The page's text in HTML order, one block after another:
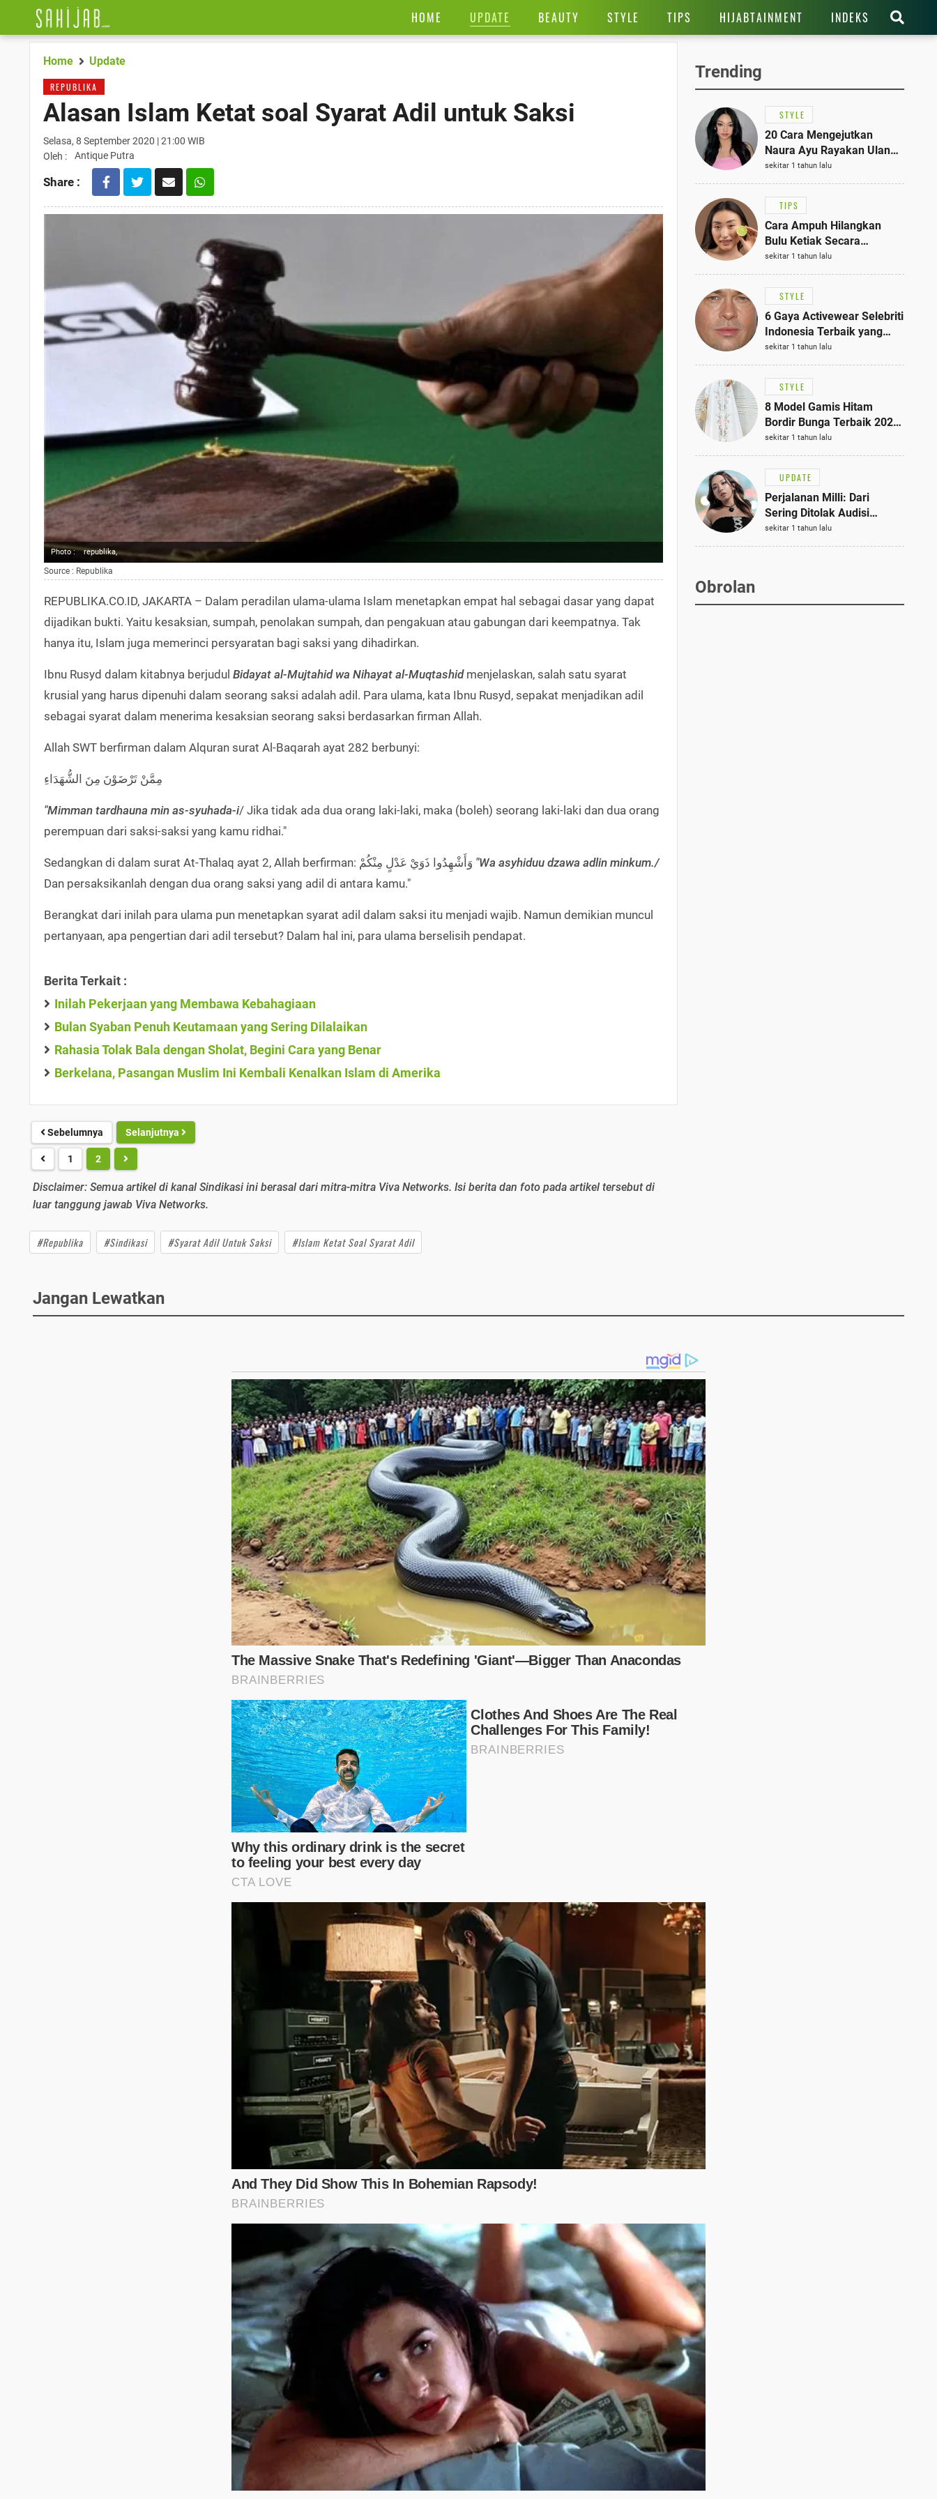
HOME UPDATE BEAUTY STYLE TIPS HIJABTAINMENT INDEKS
Home Update
REPUBLIKA
Alasan Islam Ketat soal Syarat Adil untuk Saksi
Selasa, 8 September 2020 | 21:00 WIB
Oleh :
Antique Putra
Share :
Photo : republika,
Source : Republika
REPUBLIKA.CO.ID, JAKARTA – Dalam peradilan ulama-ulama Islam menetapkan empat hal sebagai dasar yang dapat
dijadikan bukti. Yaitu kesaksian, sumpah, penolakan sumpah, dan pengakuan atau gabungan dari keempatnya. Tak
hanya itu, Islam juga memerinci persyaratan bagi saksi yang dihadirkan.
Ibnu Rusyd dalam kitabnya berjudul Bidayat al-Mujtahid wa Nihayat al-Muqtashidmenjelaskan, salah satu syarat
krusial yang harus dipenuhi dalam seorang saksi adalah adil. Para ulama, kata Ibnu Rusyd, sepakat menjadikan adil
sebagai syarat dalam menerima kesaksian seorang saksi berdasarkan firman Allah.
Allah SWT berfirman dalam Alquran surat Al-Baqarah ayat 282 berbunyi:
"Mimman tardhauna min as-syuhada-i/ Jika tidak ada dua orang laki-laki, maka (boleh) seorang laki-laki dan dua orang
perempuan dari saksi-saksi yang kamu ridhai."
"Wa asyhiduu dzawa adlin minkum./
Dan persaksikanlah dengan dua orang saksi yang adil di antara kamu."
Berangkat dari inilah para ulama pun menetapkan syarat adil dalam saksi itu menjadi wajib. Namun demikian muncul
pertanyaan, apa pengertian dari adil tersebut? Dalam hal ini, para ulama berselisih pendapat.
Berita Terkait :
Inilah Pekerjaan yang Membawa Kebahagiaan
Bulan Syaban Penuh Keutamaan yang Sering Dilalaikan
Rahasia Tolak Bala dengan Sholat, Begini Cara yang Benar
Berkelana, Pasangan Muslim Ini Kembali Kenalkan Islam di Amerika
Sebelumnya Selanjutnya
1 2
Disclaimer: Semua artikel di kanal Sindikasi ini berasal dari mitra-mitra Viva Networks. Isi berita dan foto pada artikel tersebut di
luar tanggung jawab Viva Networks.
#Republika #Sindikasi #Syarat Adil Untuk Saksi #Islam Ketat Soal Syarat Adil
Trending
STYLE
20 Cara Mengejutkan
Naura Ayu Rayakan Ulang
Tahun di Panti Asuhan,
Terlihat Anggun dengan
Kaftan Cokelat
sekitar 1 tahun lalu
TIPS
Cara Ampuh Hilangkan
Bulu Ketiak Secara
Permanen dalam 5
Langkah Sederhana
sekitar 1 tahun lalu
STYLE
6 Gaya Activewear Selebriti
Indonesia Terbaik yang
Bisa Jadi Inspirasi
Fashionmu
sekitar 1 tahun lalu
STYLE
8 Model Gamis Hitam
Bordir Bunga Terbaik 2025,
Stylish untuk Hangout
hingga Acara Semi-Formal
sekitar 1 tahun lalu
UPDATE
Perjalanan Milli: Dari
Sering Ditolak Audisi
hingga Menjadi Rapper Top
10 Thailand
sekitar 1 tahun lalu
Obrolan
Jangan Lewatkan